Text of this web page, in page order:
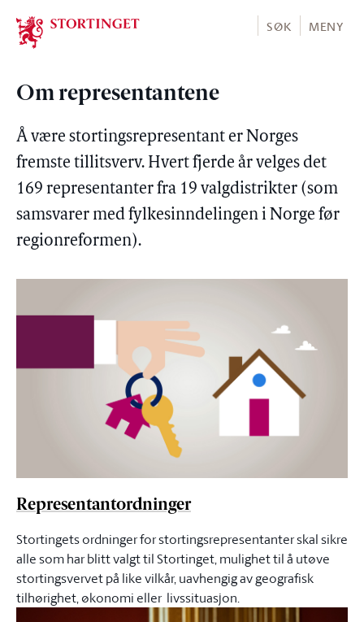
Stortinget.no
SØK MENY
Om representantene
Å være stortingsrepresentant er Norges
fremste tillitsverv. Hvert fjerde år velges det
169 representanter fra 19 valgdistrikter (som
samsvarer med fylkesinndelingen i Norge før
regionreformen).
Representantordninger
Stortingets ordninger for stortingsrepresentanter skal sikre
alle som har blitt valgt til Stortinget, mulighet til å utøve
stortingsvervet på like vilkår, uavhengig av geografisk
tilhørighet, økonomi eller livssituasjon.